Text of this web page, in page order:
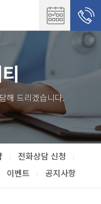
해 드리겠습니다.
전화상담 신청
이벤트 공지사항